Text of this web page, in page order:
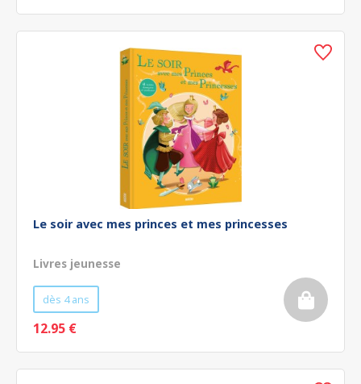
Le soir avec mes princes et mes princesses
Livres jeunesse
dès 4 ans
12.95 €